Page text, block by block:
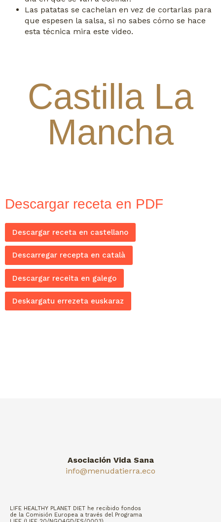
Las patatas se cachelan en vez de cortarlas para
que espesen la salsa, si no sabes cómo se hace
esta técnica mira este video.
Castilla La
Mancha
Descargar receta en PDF
Descargar receta en castellano
Descarregar recepta en català
Descargar receita en galego
Deskargatu errezeta euskaraz
Asociación Vida Sana
info@menudatierra.eco
LIFE HEALTHY PLANET DIET he recibido fondos
de la Comisión Europea a través del Programa